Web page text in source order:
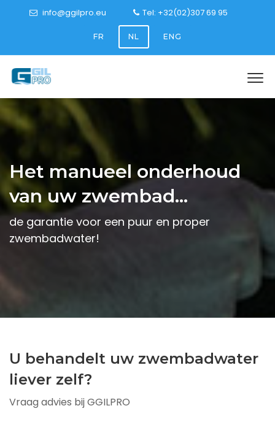
info@ggilpro.eu Tel: +32(02)307 69 95
FR NL ENG
Het manueel onderhoud
van uw zwembad...
de garantie voor een puur en proper
zwembadwater!
U behandelt uw zwembadwater
liever zelf?
Vraag advies bij GGILPRO